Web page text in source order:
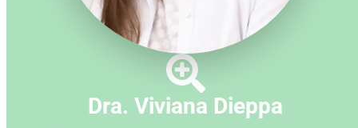
Dra. Viviana Dieppa